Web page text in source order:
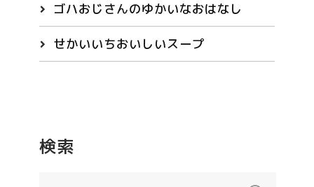
ゴハおじさんのゆかいなおはなし
せかいいちおいしいスープ
検索